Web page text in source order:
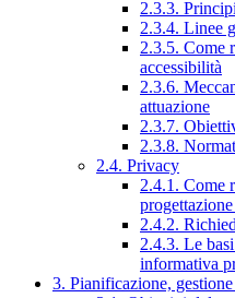
2.3.3.
2.3.4. Linee
2.3.5. Come
accessibilità
2.3.6.
attuazione
2.3.7.
2.3.8.
2.4. Privacy
2.4.1. Come
2.4.2.
2.4.3. Le
informativa
3. Pianificazione, gestione